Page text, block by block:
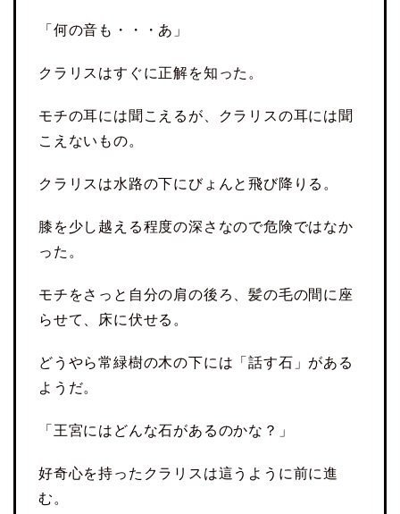
「何の音も・・・あ」
クラリスはすぐに正解を知った。
モチの耳には聞こえるが、クラリスの耳には聞
こえないもの。
クラリスは水路の下にびょんと飛び降りる。
膝を少し越える程度の深さなので危険ではなか
った。
モチをさっと自分の肩の後ろ、髪の毛の間に座
らせて、床に伏せる。
どうやら常緑樹の木の下には「話す石」がある
ようだ。
「王宮にはどんな石があるのかな？」
好奇心を持ったクラリスは這うように前に進
む。